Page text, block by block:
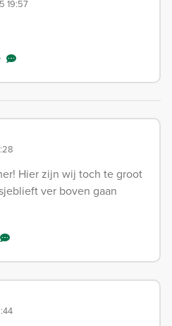
19:57
Hier zijn wij toch te groot
ver boven gaan